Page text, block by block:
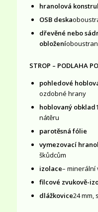
hranolová
OSB deska
dřevěné nebo
obložení
STROP – PODLAHA
pohledové
ozdobné hrany
hoblovaný obklad
nátěru
parotěsná fólie
vymezovací
škůdcům
izolace– minerální
filcové zvukově-
dlážkovice24 mm,